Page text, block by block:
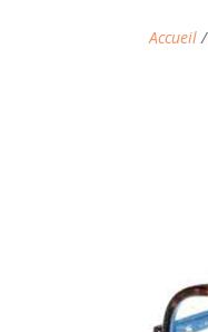
Accueil